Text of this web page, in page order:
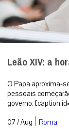
Leão XIV: a
O Papa aproxima-
pessoais
governo. [caption
07 / Aug | Roma